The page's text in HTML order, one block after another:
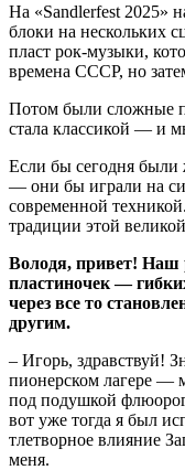
На «Sandlerfest 2025»
блоки на нескольких
пласт рок-музыки,
времена СССР, но
Потом были сложные
стала классикой — и
Если бы сегодня
— они бы играли на
современной
традиции этой
Володя, привет! Наш
пластиночек —
через все то
другим.
– Игорь, здравствуй!
пионерском лагере —
под подушкой
вот уже тогда я был
тлетворное влияние
меня.